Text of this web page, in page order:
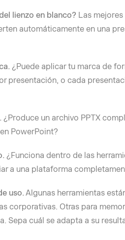
lienzo en blanco? Las
automáticamente en una
¿Puede aplicar tu marca de
presentación, o cada
¿Produce un archivo PPTX
PowerPoint?
¿Funciona dentro de las
a una plataforma
uso.Algunas herramientas
corporativas. Otras para
Sepa cuál se adapta a su